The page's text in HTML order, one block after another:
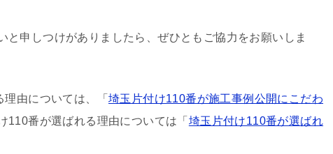
申しつけがありましたら、ぜひともご協力をお願いしま
由については、「 埼玉片付け110番が施工事例公開にこだわ
110番が選ばれる理由については「 埼玉片付け110番が選ばれ